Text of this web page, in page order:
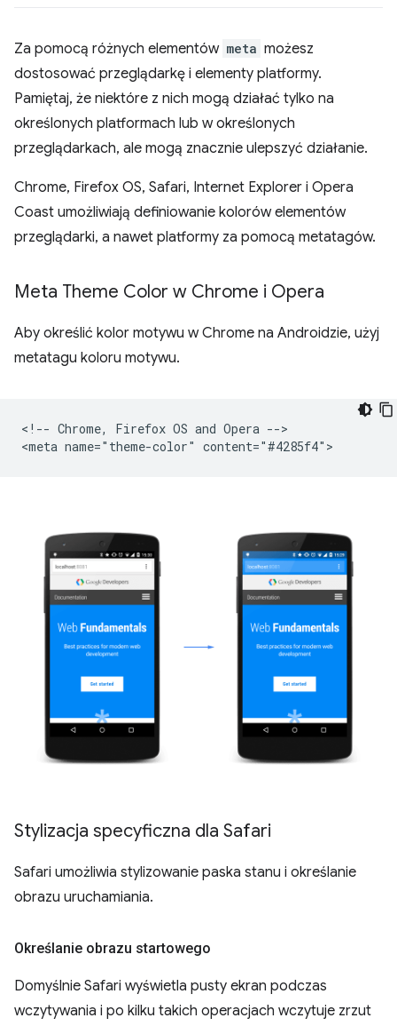
Za pomocą różnych elementów meta możesz
dostosować przeglądarkę i elementy platformy.
Pamiętaj, że niektóre z nich mogą działać tylko na
określonych platformach lub w określonych
przeglądarkach, ale mogą znacznie ulepszyć działanie.
Chrome, Firefox OS, Safari, Internet Explorer i Opera
Coast umożliwiają definiowanie kolorów elementów
przeglądarki, a nawet platformy za pomocą metatagów.
Meta Theme Color w Chrome i Opera
Aby określić kolor motywu w Chrome na Androidzie, użyj
metatagu koloru motywu.
<!-- Chrome, Firefox OS and Opera -->
Stylizacja specyficzna dla Safari
Safari umożliwia stylizowanie paska stanu i określanie
obrazu uruchamiania.
Określanie obrazu startowego
Domyślnie Safari wyświetla pusty ekran podczas
wczytywania i po kilku takich operacjach wczytuje zrzut